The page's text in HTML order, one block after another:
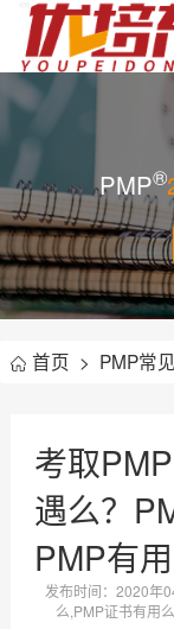
PMP®
首页 > PMP常
考取
遇么？
PMP有用
发布时间： 2020年
么,PMP证书有用